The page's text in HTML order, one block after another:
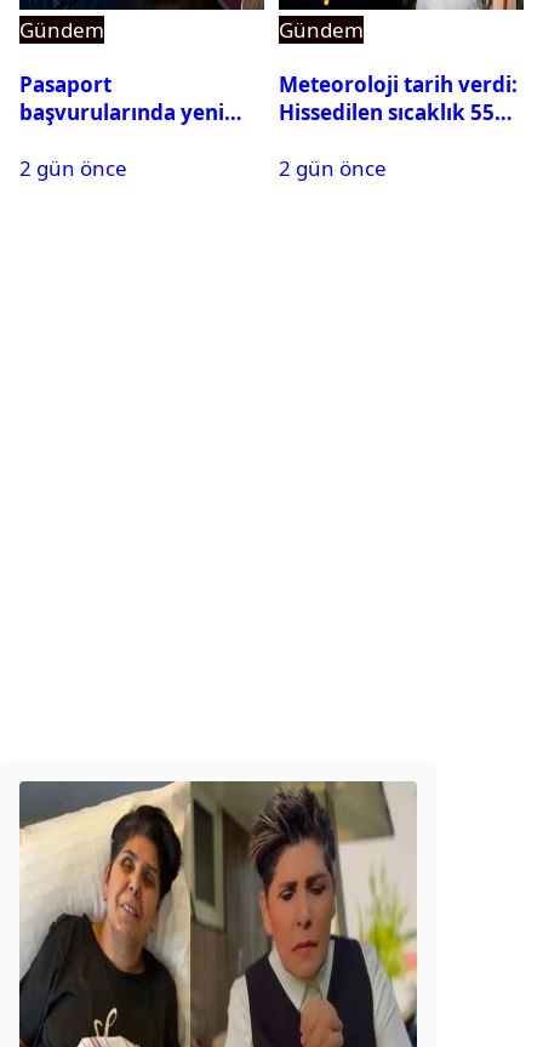
Gündem
Pasaport
başvurularında yeni
2 gün önce
Gündem
Meteoroloji tarih verdi:
Hissedilen sıcaklık 55
2 gün önce